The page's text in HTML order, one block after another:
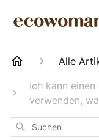
Alle
Ich kann
verwenden,
Suchen